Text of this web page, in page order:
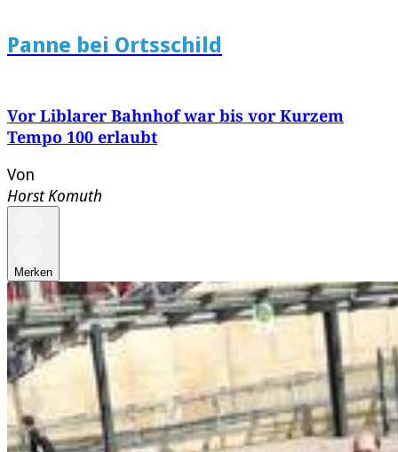
Panne bei Ortsschild
Vor Liblarer Bahnhof war bis vor Kurzem
Tempo 100 erlaubt
Von
Horst Komuth
Merken